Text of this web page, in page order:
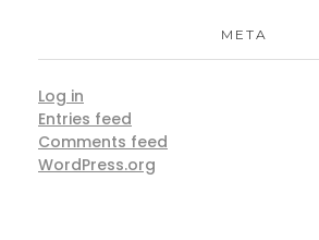
META
Log in
Entries feed
Comments feed
WordPress.org